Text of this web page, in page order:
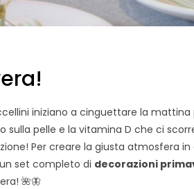
iniziano a cinguettare la mattina
sulla pelle e la vitamina D che ci
Per creare la giusta atmosfera in
set completo di decorazioni
🌺🦋